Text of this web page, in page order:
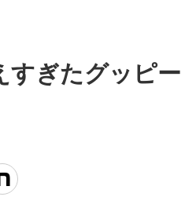
すぎたグッピー